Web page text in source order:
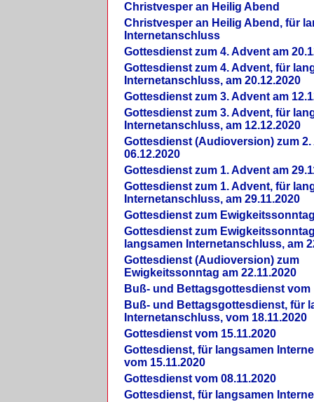
Christvesper an Heilig Abend
Christvesper an Heilig Abend, für
Internetanschluss
Gottesdienst zum 4. Advent am
Gottesdienst zum 4. Advent, für
Internetanschluss, am 20.12.2020
Gottesdienst zum 3. Advent am
Gottesdienst zum 3. Advent, für
Internetanschluss, am 12.12.2020
Gottesdienst (Audioversion) zum 2.
06.12.2020
Gottesdienst zum 1. Advent am
Gottesdienst zum 1. Advent, für
Internetanschluss, am 29.11.2020
Gottesdienst zum
Gottesdienst zum
langsamen Internetanschluss, am
Gottesdienst (Audioversion) zum
Ewigkeitssonntag am 22.11.2020
Buß- und Bettagsgottesdienst vom
Buß- und Bettagsgottesdienst, für
Internetanschluss, vom 18.11.2020
Gottesdienst vom 15.11.2020
Gottesdienst, für langsamen
vom 15.11.2020
Gottesdienst vom 08.11.2020
Gottesdienst, für langsamen